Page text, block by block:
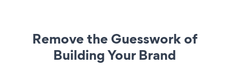
Remove the Guesswork of
Building Your Brand